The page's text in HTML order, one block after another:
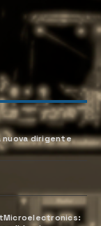
nuova dirigente